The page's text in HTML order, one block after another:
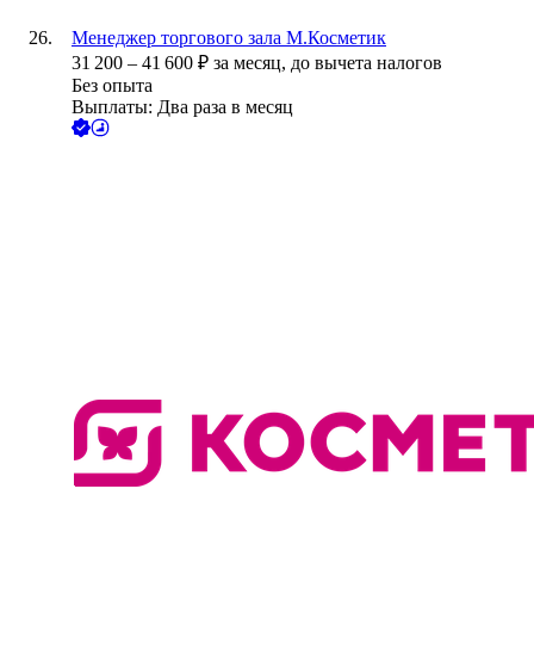
Менеджер торгового зала М.Косметик
31 200 – 41 600 ₽ за месяц, до вычета налогов
Без опыта
Выплаты: Два раза в месяц